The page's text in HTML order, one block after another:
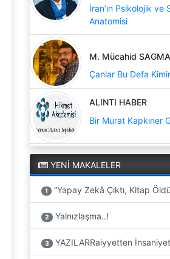
İran’ın Psikolojik ve
Anatomisi
M. Mücahid
Çanlar Bu Defa
ALINTI HABER
Bir Murat Kapkıner
YENİ MAKALELER
1 “Yapay Zekâ Çıktı, Kitap
2 Yalnızlaşma..!
3 YAZILARRaiyyetten